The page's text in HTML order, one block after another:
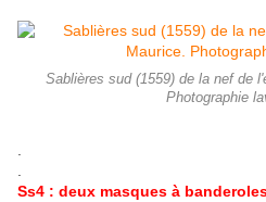
Sablières sud (1559) de la nef de
Photographie
.
.
Ss4 : deux masques à